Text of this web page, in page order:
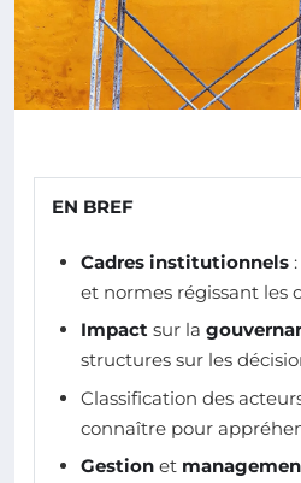
EN BREF
Cadres institutionnels
et normes régissant les
Impact sur la
structures sur les
Classification des
connaître pour
Gestion et